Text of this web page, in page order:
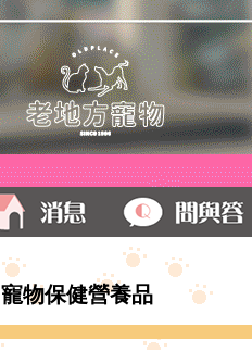
寵物保健營養品